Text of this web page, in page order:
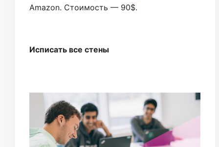
Amazon. Стоимость — 90$.
Исписать все стены